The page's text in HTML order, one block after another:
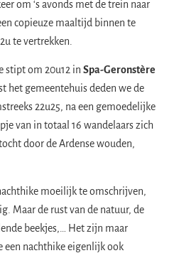
om ‘s avonds met de trein naar
copieuze maaltijd binnen te
te vertrekken.
stipt om 20u12 in Spa-Geronstère
het gemeentehuis deden we de
22u25, na een gemoedelijke
van in totaal 16 wandelaars zich
door de Ardense wouden,
moeilijk te omschrijven,
Maar de rust van de natuur, de
beekjes,… Het zijn maar
een nachthike eigenlijk ook